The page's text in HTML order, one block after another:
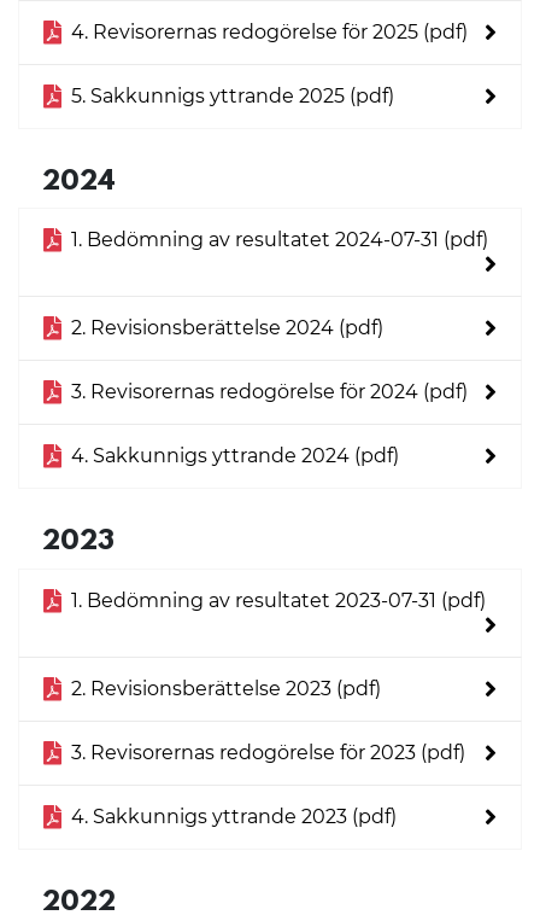
4. Revisorernas redogörelse för 2025 (pdf)
5. Sakkunnigs yttrande 2025 (pdf)
2024
1. Bedömning av resultatet 2024-07-31 (pdf)
2. Revisionsberättelse 2024 (pdf)
3. Revisorernas redogörelse för 2024 (pdf)
4. Sakkunnigs yttrande 2024 (pdf)
2023
1. Bedömning av resultatet 2023-07-31 (pdf)
2. Revisionsberättelse 2023 (pdf)
3. Revisorernas redogörelse för 2023 (pdf)
4. Sakkunnigs yttrande 2023 (pdf)
2022